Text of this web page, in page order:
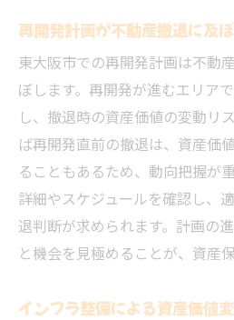
再開発計画が不動産撤退に及
東大阪市での再開発計画は不動
ぼします。再開発が進むエリア
し、撤退時の資産価値の変動リ
ば再開発直前の撤退は、資産価
ることもあるため、動向把握が
詳細やスケジュールを確認し、
退判断が求められます。計画の
と機会を見極めることが、資産
インフラ整備による資産価値